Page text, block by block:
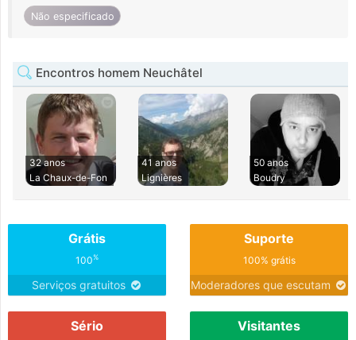
Não especificado
Encontros homem Neuchâtel
32 anos
La Chaux-de-Fon
41 anos
Lignières
50 anos
Boudry
Grátis
100%
Serviços gratuitos
Suporte
100% grátis
Moderadores que escutam
Sério Visitantes